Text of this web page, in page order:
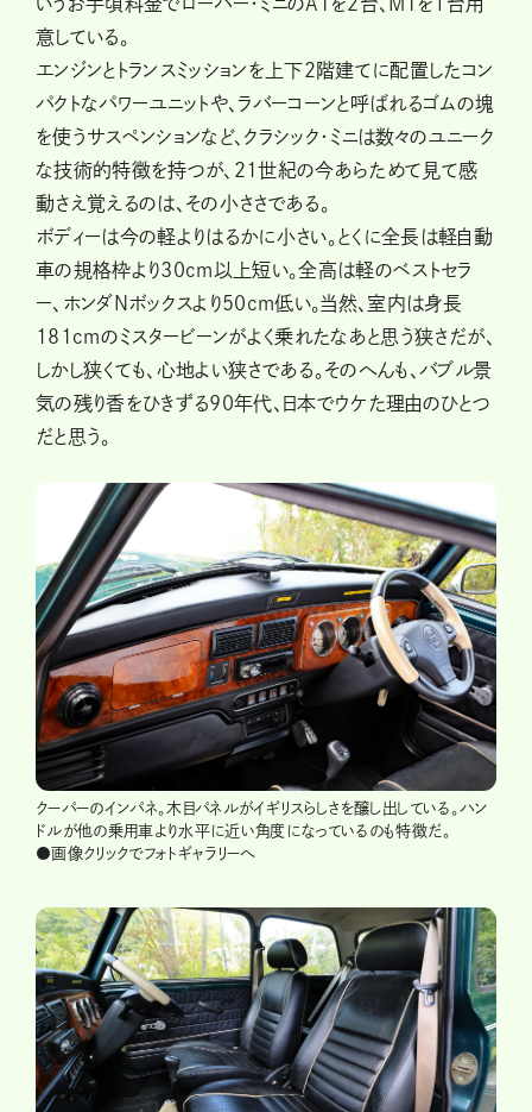
いうお手頃料金でローバー・ミニのATを２台、MTを１台用
意している。
エンジンとトランスミッションを上下2階建てに配置したコン
パクトなパワーユニットや、ラバーコーンと呼ばれるゴムの塊
を使うサスペンションなど、クラシック・ミニは数々のユニーク
な技術的特徴を持つが、21世紀の今あらためて見て感
動さえ覚えるのは、その小ささである。
ボディーは今の軽よりはるかに小さい。とくに全長は軽自動
車の規格枠より30cm以上短い。全高は軽のベストセラ
ー、ホンダNボックスより50cm低い。当然、室内は身長
181cmのミスタービーンがよく乗れたなあと思う狭さだが、
しかし狭くても、心地よい狭さである。そのへんも、バブル景
気の残り香をひきずる90年代、日本でウケた理由のひとつ
だと思う。
クーパーのインパネ。木目パネルがイギリスらしさを醸し出している。ハン
ドルが他の乗用車より水平に近い角度になっているのも特徴だ。
●画像クリックでフォトギャラリーへ